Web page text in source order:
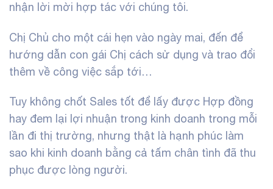
nhận lời mời hợp tác với chúng tôi.
Chị Chủ cho một cái hẹn vào ngày mai, đến để
hướng dẫn con gái Chị cách sử dụng và trao đổi
thêm về công việc sắp tới…
Tuy không chốt Sales tốt để lấy được Hợp đồng
hay đem lại lợi nhuận trong kinh doanh trong mỗi
lần đi thị trường, nhưng thật là hạnh phúc làm
sao khi kinh doanh bằng cả tấm chân tình đã thu
phục được lòng người.